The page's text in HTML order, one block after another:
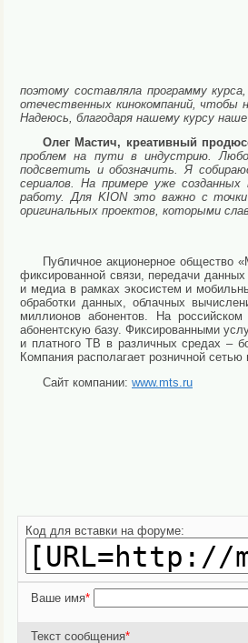
поэтому составляла программу
отечественных кинокомпаний, чтобы
Надеюсь, благодаря нашему курсу
Олег Мастич, креативный
проблем на пути в индустрию.
подсветить и обозначить. Я
сериалов. На примере уже
работу. Для KION это важно с точки
оригинальных проектов, которыми
Публичное акционерное
фиксированной связи, передачи
и медиа в рамках экосистем и
обработки данных, облачных
миллионов абонентов. На
абонентскую базу. Фиксированными
и платного ТВ в различных средах –
Компания располагает розничной
Сайт компании: www.mts.ru
Код для вставки на форуме:
Ваше имя*
Текст сообщения*